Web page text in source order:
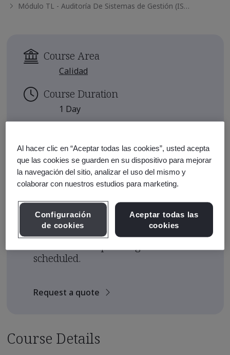
Módulo TL - Auditoría De Sistemas de Gestión (ISO 19011:2018)
Course Area
Calidad
Course Duration
1 Day
0.8
Course Fee
USD $605.00
Early Bird Price *
USD $535.00
scheduled.
Request a quote
Course Details
Al hacer clic en “Aceptar todas las cookies”, usted acepta
que las cookies se guarden en su dispositivo para mejorar
la navegación del sitio, analizar el uso del mismo y
colaborar con nuestros estudios para marketing.
Configuración
de cookies
Aceptar todas las
cookies